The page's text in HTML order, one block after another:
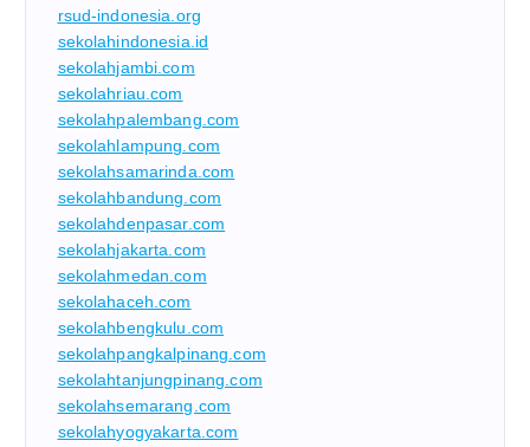
rsud-indonesia.org
sekolahindonesia.id
sekolahjambi.com
sekolahriau.com
sekolahpalembang.com
sekolahlampung.com
sekolahsamarinda.com
sekolahbandung.com
sekolahdenpasar.com
sekolahjakarta.com
sekolahmedan.com
sekolahaceh.com
sekolahbengkulu.com
sekolahpangkalpinang.com
sekolahtanjungpinang.com
sekolahsemarang.com
sekolahyogyakarta.com